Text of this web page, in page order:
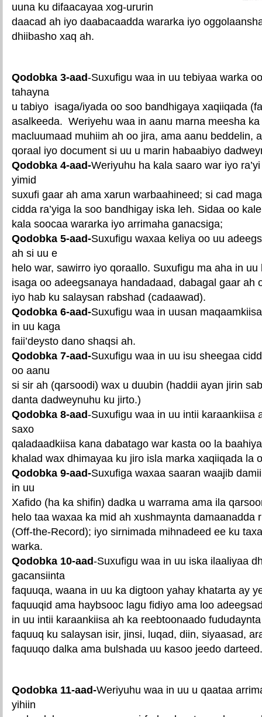
uuna ku difaacayaa xog-ururin
daacad ah iyo daabacaadda wararka iyo
dhiibasho xaq ah.
Qodobka 3-aad-Suxufigu waa in uu tebiyaa warka
tahayna
u tabiyo isaga/iyada oo soo bandhigaya xaqiiqada
asalkeeda. Weriyehu waa in aanu marna meesha
macluumaad muhiim ah oo jira, ama aanu beddelin,
qoraal iyo document si uu u marin habaabiyo
Qodobka 4-aad-Weriyuhu ha kala saaro war iyo
yimid
suxufi gaar ah ama xarun warbaahineed; si cad
cidda ra’yiga la soo bandhigay iska leh. Sidaa oo
kala soocaa wararka iyo arrimaha ganacsiga;
Qodobka 5-aad-Suxufigu waxaa keliya oo uu
ah si uu e
helo war, sawirro iyo qoraallo. Suxufigu ma aha in
isaga oo adeegsanaya handadaad, dabagal gaar ah
iyo hab ku salaysan rabshad (cadaawad).
Qodobka 6-aad-Suxufigu waa in uusan
in uu kaga
faii’deysto dano shaqsi ah.
Qodobka 7-aad-Suxufigu waa in uu isu sheegaa
oo aanu
si sir ah (qarsoodi) wax u duubin (haddii ayan jirin
danta dadweynuhu ku jirto.)
Qodobka 8-aad-Suxufigu waa in uu intii karaankiisa
saxo
qaladaadkiisa kana dabatago war kasta oo la
khalad wax dhimayaa ku jiro isla marka xaqiiqada la
Qodobka 9-aad-Suxufiga waxaa saaran waajib
in uu
Xafido (ha ka shifin) dadka u warrama ama ila
helo taa waxaa ka mid ah xushmaynta damaanadda
(Off-the-Record); iyo sirnimada mihnadeed ee ku
warka.
Qodobka 10-aad-Suxufigu waa in uu iska ilaaliyaa
gacansiinta
faquuqa, waana in uu ka digtoon yahay khatarta ay
faquuqid ama haybsooc lagu fidiyo ama loo
in uu intii karaankiisa ah ka reebtoonaado
faquuq ku salaysan isir, jinsi, luqad, diin, siyaasad,
faquuqo dalka ama bulshada uu kasoo jeedo darteed.
Qodobka 11-aad-Weriyuhu waa in uu u qaataa
yihiin